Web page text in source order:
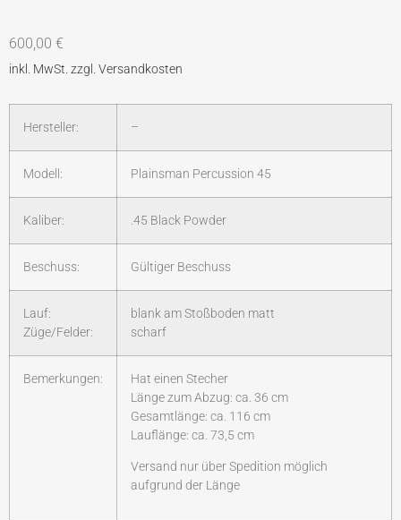
600,00 €
Hersteller: –
Modell: Plainsman Percussion 45
Kaliber: .45 Black Powder
Beschuss: Gültiger Beschuss
Lauf:
Züge/Felder:
blank am Stoßboden matt
scharf
Bemerkungen:
Hat einen Stecher
Länge zum Abzug: ca. 36 cm
Gesamtlänge: ca. 116 cm
Lauflänge: ca. 73,5 cm
Versand nur über Spedition möglich
aufgrund der Länge